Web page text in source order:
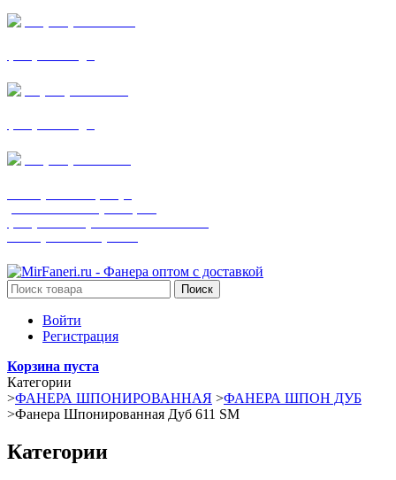
Поиск
Войти
Регистрация
Корзина пуста
Категории
>ФАНЕРА ШПОНИРОВАННАЯ >ФАНЕРА ШПОН ДУБ
>Фанера Шпонированная Дуб 611 SM
Категории